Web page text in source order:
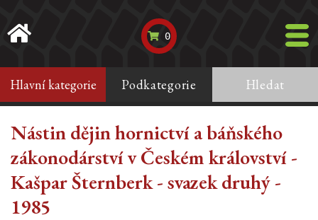
0
Hlavní kategorie Podkategorie Hledat
Nástin dějin hornictví a báňského
zákonodárství v Českém království -
Kašpar Šternberk - svazek druhý -
1985